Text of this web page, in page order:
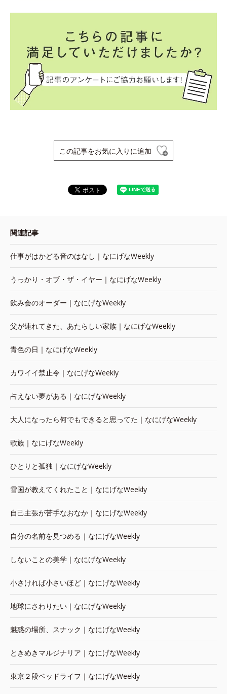
この記事をお気に入りに追加
関連記事
仕事がはかどる音のはなし｜なにげなWeekly
うっかり・オブ・ザ・イヤー｜なにげなWeekly
飲み会のオーダー｜なにげなWeekly
父が連れてきた、あたらしい家族｜なにげなWeekly
青色の日｜なにげなWeekly
カワイイ禁止令｜なにげなWeekly
占えない夢がある｜なにげなWeekly
大人になったら何でもできると思ってた｜なにげなWeekly
歌族｜なにげなWeekly
ひとりと孤独｜なにげなWeekly
雪国が教えてくれたこと｜なにげなWeekly
自己主張が苦手なおなか｜なにげなWeekly
自分の名前を見つめる｜なにげなWeekly
しないことの美学｜なにげなWeekly
小さければ小さいほど｜なにげなWeekly
地球にさわりたい｜なにげなWeekly
魅惑の場所、スナック｜なにげなWeekly
ときめきマルジナリア｜なにげなWeekly
東京２段ベッドライフ｜なにげなWeekly